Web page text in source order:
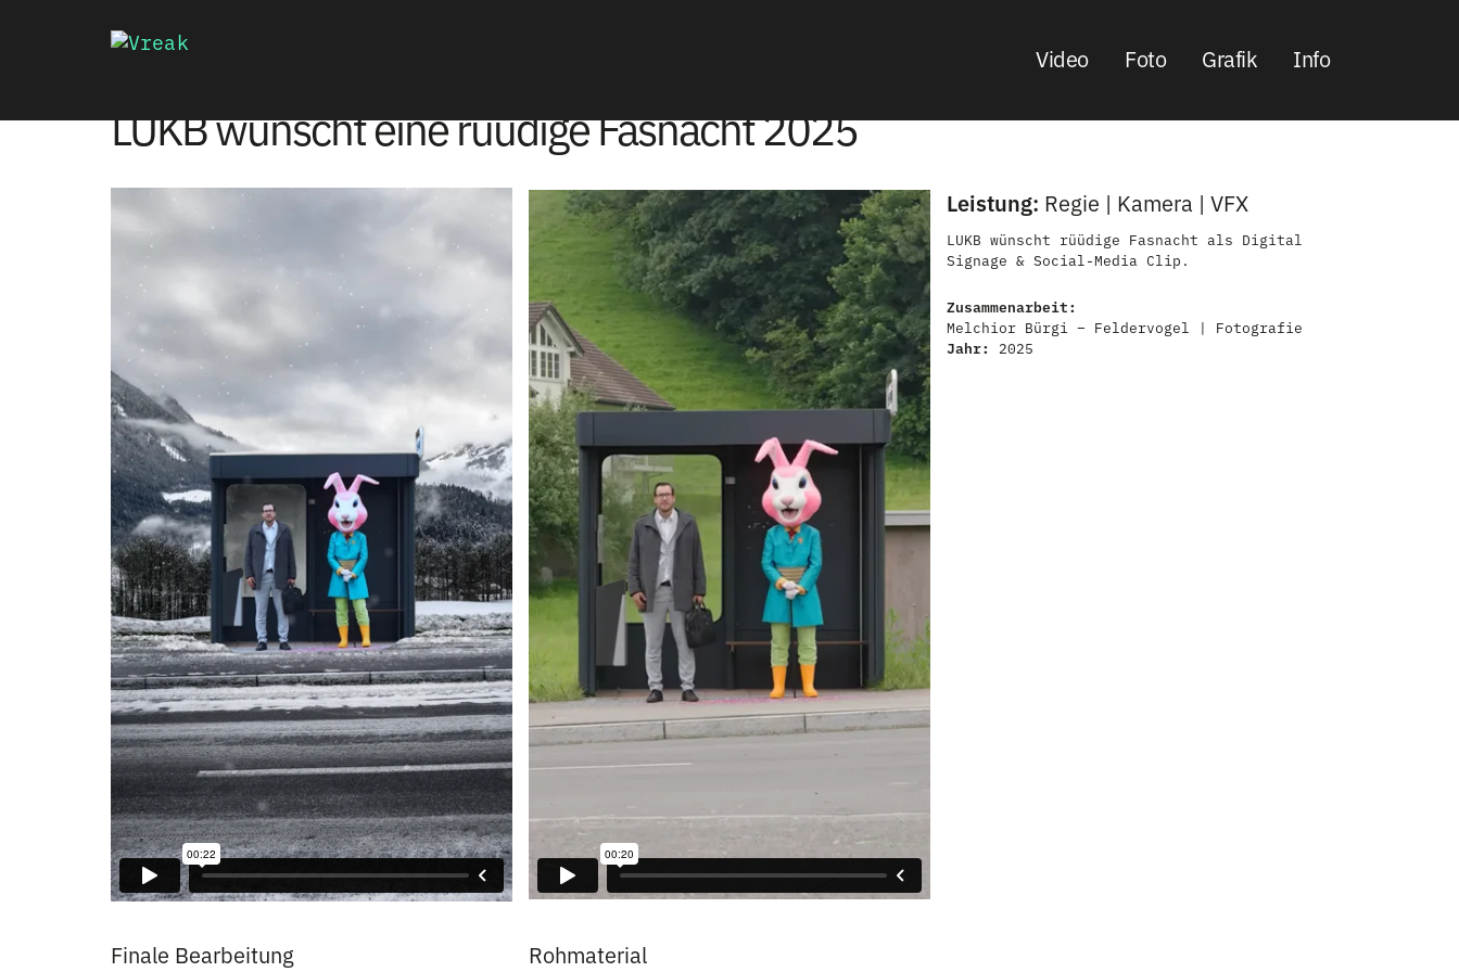
Video Foto Grafik Info
LUKB wünscht eine rüüdige Fasnacht 2025
Finale Bearbeitung Rohmaterial
Leistung: Regie | Kamera | VFX
LUKB wünscht rüüdige Fasnacht als Digital
Signage & Social-Media Clip.
Zusammenarbeit:
Melchior Bürgi – Feldervogel | Fotografie
Jahr: 2025